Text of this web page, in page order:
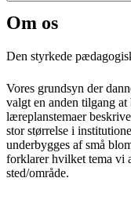
Om os
Den styrkede
Vores grundsyn der
valgt en anden tilgang
læreplanstemaer
stor størrelse i
underbygges af små
forklarer hvilket tema vi
sted/område.